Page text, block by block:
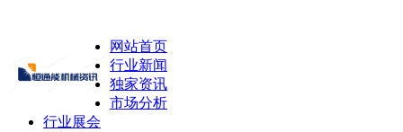
网站首页
行业新闻
独家资讯
市场分析
行业展会